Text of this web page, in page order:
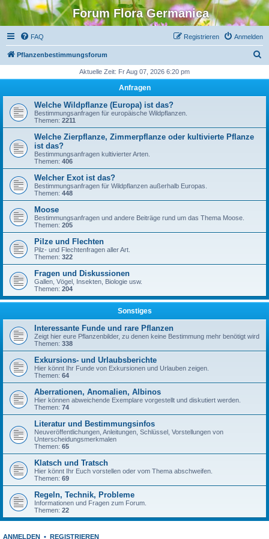
Forum Flora Germanica
FAQ Anmelden
Registrieren
Pflanzenbestimmungsforum
h
Aktuelle Zeit: Fr Aug 07, 2026 6:20 pm
Anfragen
Welche Wildpflanze (Europa) ist das?
Bestimmungsanfragen für europäische Wildpflanzen.
Themen: 2211
Welche Zierpflanze, Zimmerpflanze oder kultivierte Pflanze
ist das?
Bestimmungsanfragen kultivierter Arten.
Themen: 406
Welcher Exot ist das?
Bestimmungsanfragen für Wildpflanzen außerhalb Europas.
Themen: 448
Moose
Bestimmungsanfragen und andere Beiträge rund um das Thema Moose.
Themen: 205
Pilze und Flechten
Pilz- und Flechtenfragen aller Art.
Themen: 322
Fragen und Diskussionen
Gallen, Vögel, Insekten, Biologie usw.
Themen: 204
Sonstiges
Interessante Funde und rare Pflanzen
Zeigt hier eure Pflanzenbilder, zu denen keine Bestimmung mehr benötigt wird
Themen: 338
Exkursions- und Urlaubsberichte
Hier könnt Ihr Funde von Exkursionen und Urlauben zeigen.
Themen: 64
Aberrationen, Anomalien, Albinos
Hier können abweichende Exemplare vorgestellt und diskutiert werden.
Themen: 74
Literatur und Bestimmungsinfos
Neuveröffentlichungen, Anleitungen, Schlüssel, Vorstellungen von
Unterscheidungsmerkmalen
Themen: 65
Klatsch und Tratsch
Hier könnt Ihr Euch vorstellen oder vom Thema abschweifen.
Themen: 69
Regeln, Technik, Probleme
Informationen und Fragen zum Forum.
Themen: 22
ANMELDEN • REGISTRIEREN